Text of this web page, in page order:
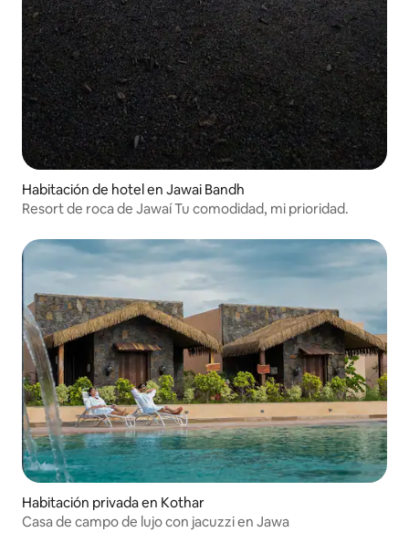
Habitación de hotel en Jawai Bandh
Resort de roca de Jawaí Tu comodidad, mi prioridad.
Habitación privada en Kothar
Casa de campo de lujo con jacuzzi en Jawa